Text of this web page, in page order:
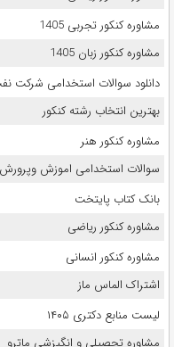
مشاوره کنکور تجربی 1405
مشاوره کنکور زبان 1405
دانلود سوالات استخدامی شرکت
بهترین انتخاب رشته کنکور
مشاوره کنکور هنر
سوالات استخدامی اموزش وپرورش
بانک کتاب پایتخت
مشاوره کنکور ریاضی
مشاوره کنکور انسانی
اشتراک الماس ماز
لیست منابع دکتری ۱۴۰۵
مشاوره تحصیلی و انگیزشی ماترو